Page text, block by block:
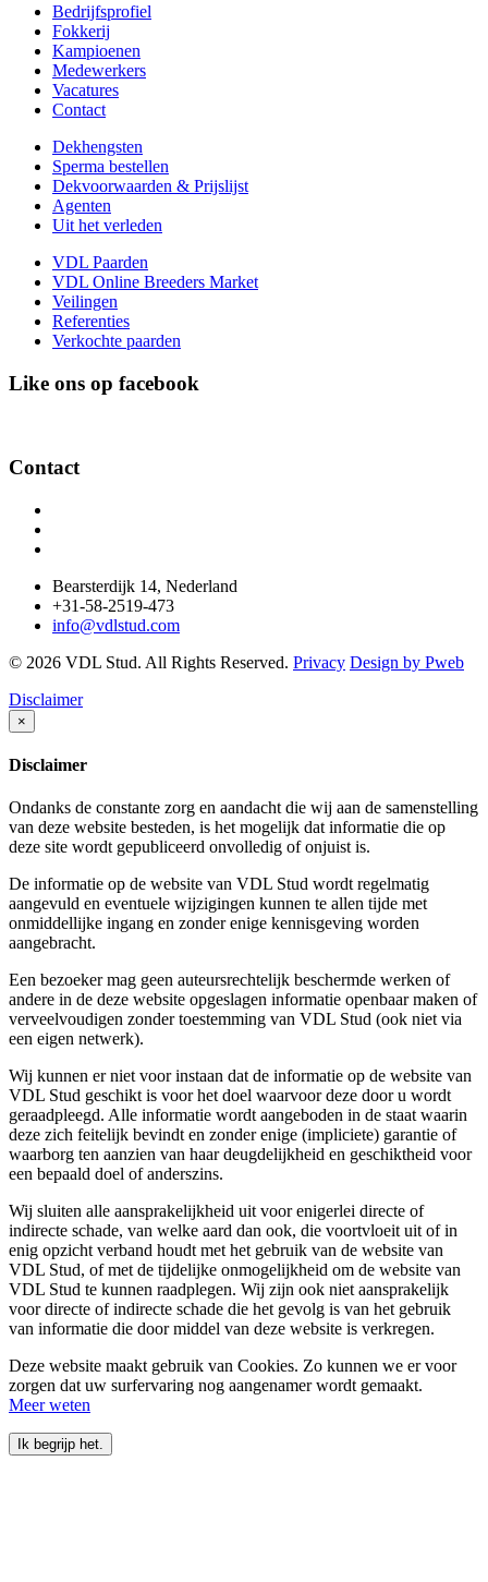
Bedrijfsprofiel
Fokkerij
Kampioenen
Medewerkers
Vacatures
Contact
Dekhengsten
Sperma bestellen
Dekvoorwaarden & Prijslijst
Agenten
Uit het verleden
VDL Paarden
VDL Online Breeders Market
Veilingen
Referenties
Verkochte paarden
Like ons op facebook
Contact
Bearsterdijk 14, Nederland
+31-58-2519-473
info@vdlstud.com
© 2026 VDL Stud. All Rights Reserved. Privacy Design by Pweb
Disclaimer
×
Disclaimer
Ondanks de constante zorg en aandacht die wij aan de samenstelling
van deze website besteden, is het mogelijk dat informatie die op
deze site wordt gepubliceerd onvolledig of onjuist is.
De informatie op de website van VDL Stud wordt regelmatig
aangevuld en eventuele wijzigingen kunnen te allen tijde met
onmiddellijke ingang en zonder enige kennisgeving worden
aangebracht.
Een bezoeker mag geen auteursrechtelijk beschermde werken of
andere in de deze website opgeslagen informatie openbaar maken of
verveelvoudigen zonder toestemming van VDL Stud (ook niet via
een eigen netwerk).
Wij kunnen er niet voor instaan dat de informatie op de website van
VDL Stud geschikt is voor het doel waarvoor deze door u wordt
geraadpleegd. Alle informatie wordt aangeboden in de staat waarin
deze zich feitelijk bevindt en zonder enige (impliciete) garantie of
waarborg ten aanzien van haar deugdelijkheid en geschiktheid voor
een bepaald doel of anderszins.
Wij sluiten alle aansprakelijkheid uit voor enigerlei directe of
indirecte schade, van welke aard dan ook, die voortvloeit uit of in
enig opzicht verband houdt met het gebruik van de website van
VDL Stud, of met de tijdelijke onmogelijkheid om de website van
VDL Stud te kunnen raadplegen. Wij zijn ook niet aansprakelijk
voor directe of indirecte schade die het gevolg is van het gebruik
van informatie die door middel van deze website is verkregen.
Deze website maakt gebruik van Cookies. Zo kunnen we er voor
zorgen dat uw surfervaring nog aangenamer wordt gemaakt.
Meer weten
Ik begrijp het.